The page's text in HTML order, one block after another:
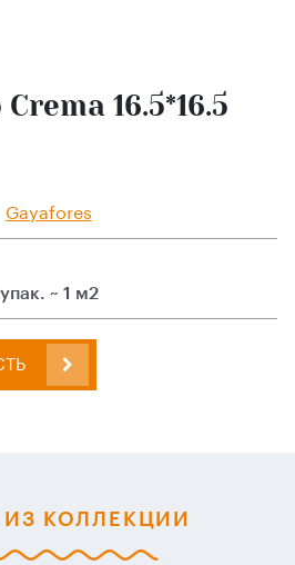
16.5*16.5
Gayafores
~ 1 м2
КОЛЛЕКЦИИ